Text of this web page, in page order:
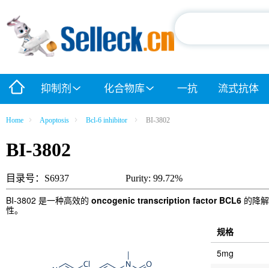
抑制剂 化合物库 一抗 流式抗体
Home Apoptosis Bcl-6 inhibitor BI-3802
BI-3802
目录号：S6937 Purity: 99.72%
BI-3802 是一种高效的 oncogenic transcription factor BCL6 的降
性。
规格
5mg